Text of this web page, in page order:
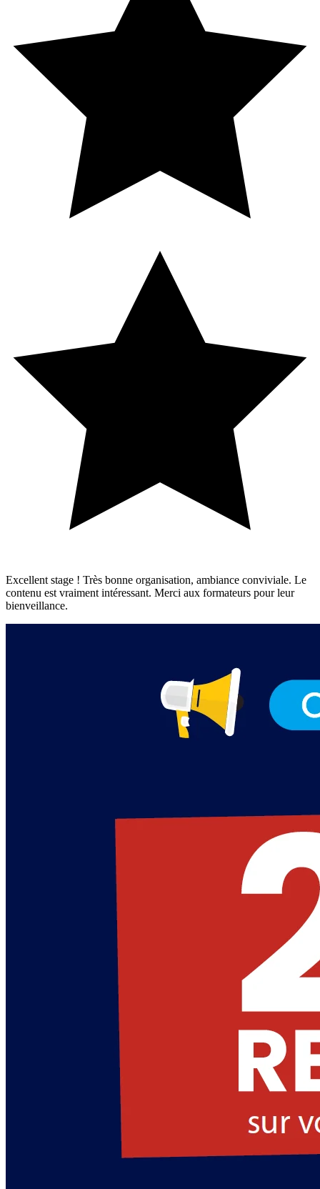
Excellent stage ! Très bonne organisation, ambiance conviviale. Le
contenu est vraiment intéressant. Merci aux formateurs pour leur
bienveillance.